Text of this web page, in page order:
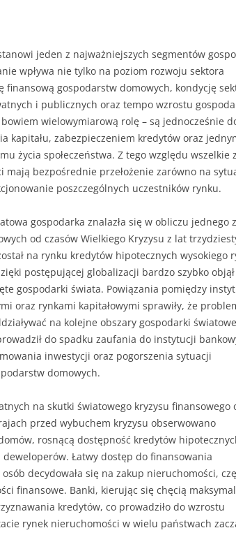
jeden z najważniejszych segmentów
wpływa nie tylko na poziom rozwoju sektora
finansową gospodarstw domowych, kondycję
i publicznych oraz tempo wzrostu
wielowymiarową rolę – są jednocześnie
kapitału, zabezpieczeniem kredytów oraz
życia społeczeństwa. Z tego względu wszelkie
bezpośrednie przełożenie zarówno na
poszczególnych uczestników rynku.
gospodarka znalazła się w obliczu jednego z
od czasów Wielkiego Kryzysu z lat
na rynku kredytów hipotecznych wysokiego
postępującej globalizacji bardzo szybko
gospodarki świata. Powiązania pomiędzy
oraz rynkami kapitałowymi sprawiły, że
na kolejne obszary gospodarki
do spadku zaufania do instytucji
inwestycji oraz pogorszenia sytuacji
domowych.
na skutki światowego kryzysu finansowego
przed wybuchem kryzysu obserwowano
rosnącą dostępność kredytów
Łatwy dostęp do finansowania
decydowała się na zakup nieruchomości,
finansowe. Banki, kierując się chęcią
kredytów, co prowadziło do wzrostu
rynek nieruchomości w wielu państwach